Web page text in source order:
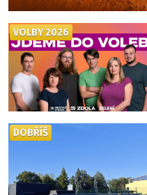
VOLBY 2026
DOBŘÍŠ